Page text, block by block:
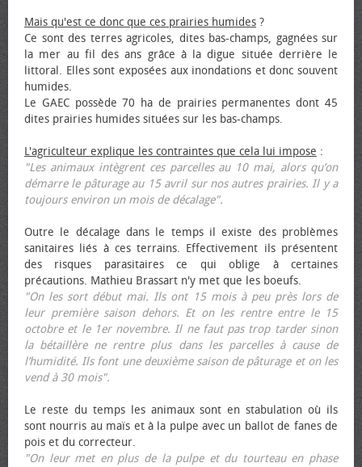
Mais qu'est ce donc que ces prairies humides ?
Ce sont des terres agricoles, dites bas-champs, gagnées sur
la mer au fil des ans grâce à la digue située derrière le
littoral. Elles sont exposées aux inondations et donc souvent
humides.
Le GAEC possède 70 ha de prairies permanentes dont 45
dites prairies humides situées sur les bas-champs.
L'agriculteur explique les contraintes que cela lui impose :
"Les animaux intègrent ces parcelles au 10 mai, alors qu’on
démarre le pâturage au 15 avril sur nos autres prairies. Il y a
toujours environ un mois de décalage".
Outre le décalage dans le temps il existe des problèmes
sanitaires liés à ces terrains. Effectivement ils présentent
des risques parasitaires ce qui oblige à certaines
précautions. Mathieu Brassart n'y met que les bœufs.
"On les sort début mai. Ils ont 15 mois à peu près lors de
leur première saison dehors. Et on les rentre entre le 15
octobre et le 1er novembre. Il ne faut pas trop tarder sinon
la bétaillère ne rentre plus dans les parcelles à cause de
l’humidité. Ils font une deuxième saison de pâturage et on les
vend à 30 mois".
Le reste du temps les animaux sont en stabulation où ils
sont nourris au maïs et à la pulpe avec un ballot de fanes de
pois et du correcteur.
"On leur met en plus de la pulpe et du tourteau en phase